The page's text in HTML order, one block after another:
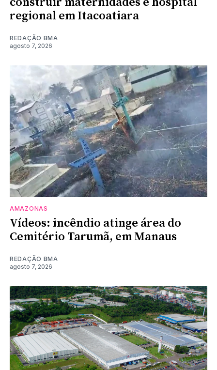
regional em Itacoatiara
REDAÇÃO BMA
agosto 7, 2026
AMAZONAS
Vídeos: incêndio atinge área do
Cemitério Tarumã, em Manaus
REDAÇÃO BMA
agosto 7, 2026